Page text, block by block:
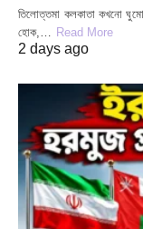
তিলোত্তমা কলকাতা কখনো ঘুমোয়
হোক,…
Read More
2 days ago